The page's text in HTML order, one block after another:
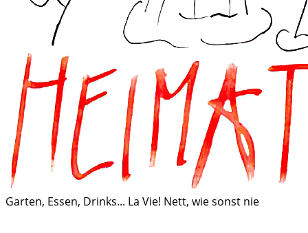
Garten, Essen, Drinks... La Vie! Nett, wie sonst nie